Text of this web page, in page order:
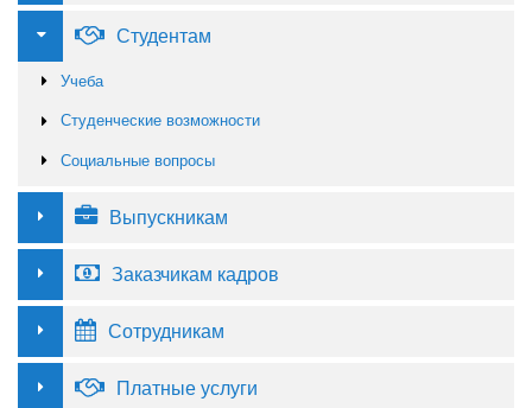
Студентам
Учеба
Студенческие возможности
Социальные вопросы
Выпускникам
Заказчикам кадров
Сотрудникам
Платные услуги